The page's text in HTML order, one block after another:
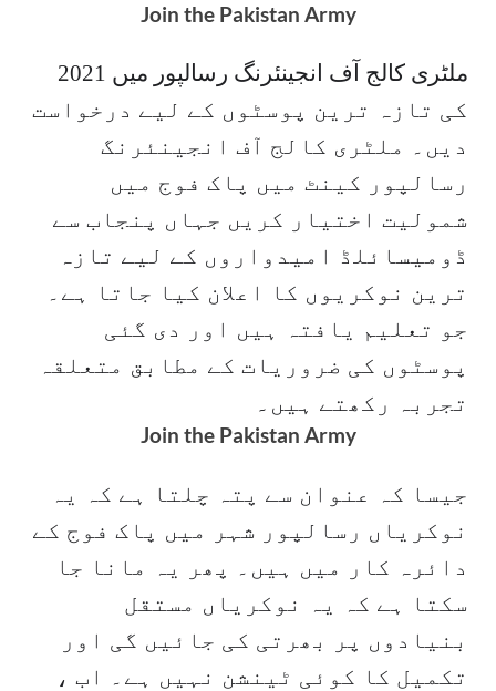
Join the Pakistan Army
ملٹری کالج آف انجینئرنگ رسالپور میں 2021
کی تازہ ترین پوسٹوں کے لیے درخواست
دیں۔ ملٹری کالج آف انجینئرنگ
رسالپور کینٹ میں پاک فوج میں
شمولیت اختیار کریں جہاں پنجاب سے
ڈومیسائلڈ امیدواروں کے لیے تازہ
ترین نوکریوں کا اعلان کیا جاتا ہے۔
جو تعلیم یافتہ ہیں اور دی گئی
پوسٹوں کی ضروریات کے مطابق متعلقہ
تجربہ رکھتے ہیں ۔
Join the Pakistan Army
جیسا کہ عنوان سے پتہ چلتا ہے کہ یہ
نوکریاں رسالپور شہر میں پاک فوج کے
دائرہ کار میں ہیں۔ پھر یہ مانا جا
سکتا ہے کہ یہ نوکریاں مستقل
بنیادوں پر بھرتی کی جائیں گی اور
تکمیل کا کوئی ٹینشن نہیں ہے۔ اب ،